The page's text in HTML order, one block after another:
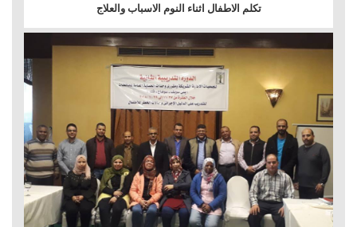
تكلم الاطفال اثناء النوم الاسباب والعلاج